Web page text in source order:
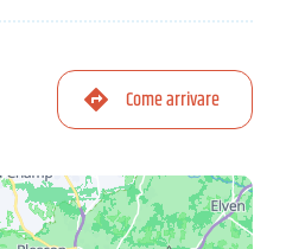
Come arrivare